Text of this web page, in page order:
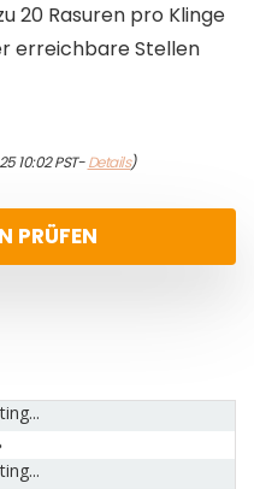
20 Rasuren pro Klinge
erreichbare Stellen
10:02 PST-Details)
PRÜFEN